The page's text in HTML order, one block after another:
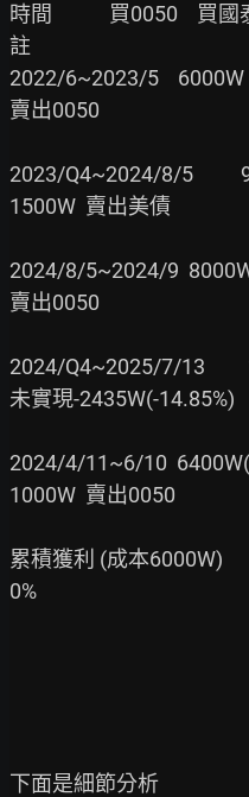
時間            買0050    買
註
2022/6~2023/5    6000W
賣出0050
2023/Q4~2024/8/5
1500W  賣出美債
2024/8/5~2024/9  8000W
賣出0050
2024/Q4~2025/7/13
未實現-2435W(-14.85%)
2024/4/11~6/10
1000W  賣出0050
累積獲利 (成本6000W)
0%
下面是細節分析